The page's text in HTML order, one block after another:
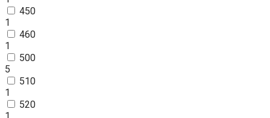
450
1
460
1
500
5
510
1
520